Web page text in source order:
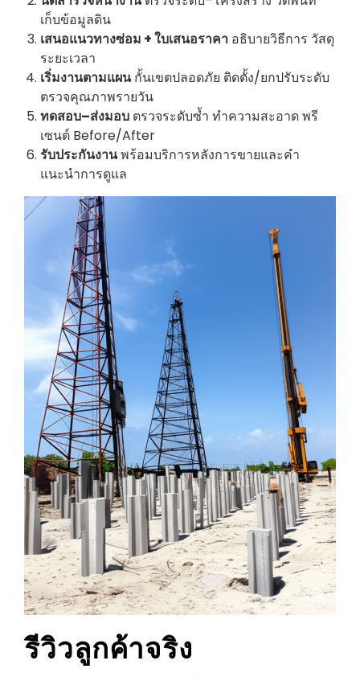
เก็บข้อมูลดิน
เสนอแนวทางซ่อม + ใบเสนอราคา อธิบายวิธีการ วัสดุ
ระยะเวลา
เริ่มงานตามแผนกั้นเขตปลอดภัย ติดตั้ง/ยกปรับระดับ
ตรวจคุณภาพรายวัน
ทดสอบ–ส่งมอบ ตรวจระดับซ้ำ ทำความสะอาด พรี
เซนต์ Before/After
รับประกันงานพร้อมบริการหลังการขายและคำ
แนะนำการดูแล
รีวิวลูกค้าจริง